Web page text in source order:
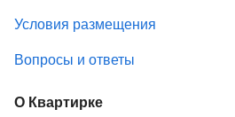
Условия размещения
Вопросы и ответы
О Квартирке